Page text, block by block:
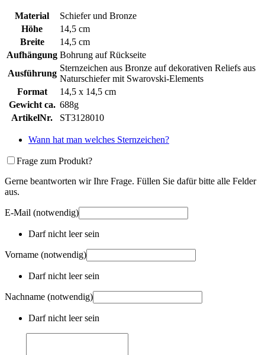
Material
Schiefer und Bronze
Höhe
14,5 cm
Breite
14,5 cm
Aufhängung Bohrung auf Rückseite
Ausführung
Sternzeichen aus Bronze auf dekorativen Reliefs aus
Naturschiefer mit Swarovski-Elements
Format
14,5 x 14,5 cm
Gewicht ca. 688g
ArtikelNr.
ST3128010
Wann hat man welches Sternzeichen?
Frage zum Produkt?
Gerne beantworten wir Ihre Frage. Füllen Sie dafür bitte alle Felder
aus.
E-Mail (notwendig)
Darf nicht leer sein
Vorname (notwendig)
Darf nicht leer sein
Nachname (notwendig)
Darf nicht leer sein